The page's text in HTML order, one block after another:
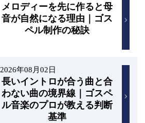
メロディーを先に作ると母
音が自然になる理由｜ゴス
ペル制作の秘訣
2026年08月02日
長いイントロが合う曲と合
わない曲の境界線｜ゴスペ
ル音楽のプロが教える判断
基準